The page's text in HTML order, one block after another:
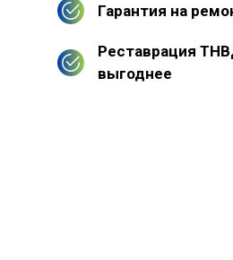
Гарантия на
Реставрация
выгоднее